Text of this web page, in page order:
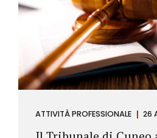
ATTIVITÀ PROFESSIONALE 26